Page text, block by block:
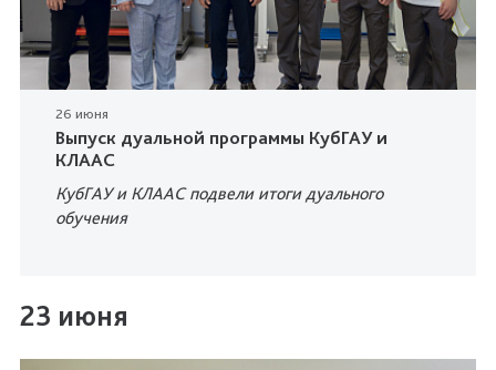
26 июня
Выпуск дуальной программы КубГАУ и
КЛААС
КубГАУ и КЛААС подвели итоги дуального
обучения
23 июня